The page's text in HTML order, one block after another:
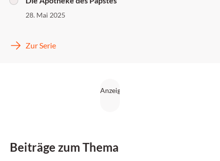
28. Mai 2025
Zur Serie
Beiträge zum Thema